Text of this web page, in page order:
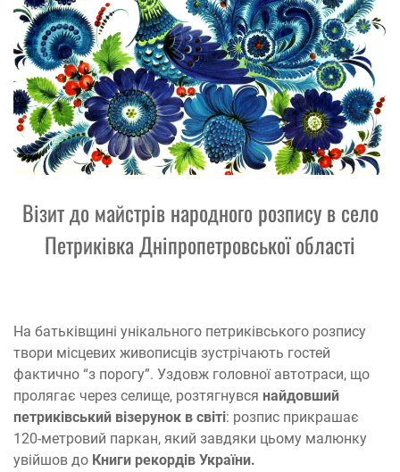
Візит до майстрів народного розпису в село
Петриківка Дніпропетровської області
На батьківщині унікального петриківського розпису
твори місцевих живописців зустрічають гостей
фактично “з порогу”. Уздовж головної автотраси, що
пролягає через селище, розтягнувся найдовший
петриківський візерунок в світі: розпис прикрашає
120-метровий паркан, який завдяки цьому малюнку
увійшов до Книги рекордів України.